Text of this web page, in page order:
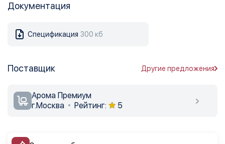
Документация
Спецификация 300 кб
Поставщик Другие предложения
Арома Премиум
г.Москва
Рейтинг: 5